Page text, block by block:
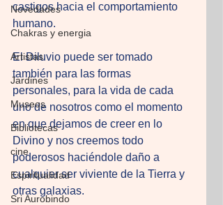
Novedades
Chakras y energia
Artistas
Jardines
Museos
Bibliotecas
cine
Espiritualidad
Sri Aurobindo
castigos hacia el comportamiento
humano.
El Diluvio puede ser tomado
también para las formas
personales, para la vida de cada
uno de nosotros como el momento
en que dejamos de creer en lo
Divino y nos creemos todo
poderosos haciéndole daño a
cualquier ser viviente de la Tierra y
otras galaxias.